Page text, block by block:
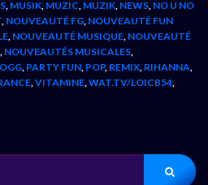
, MUSIK, MUZIC, MUZIK, NEWS, NO U NO
, NOUVEAUTÉ FG, NOUVEAUTÉ FUN
, NOUVEAUTÉ MUSIQUE, NOUVEAUTÉ
, NOUVEAUTÉS MUSICALES,
OGG, PARTY FUN, POP, REMIX, RIHANNA,
,VITAMINE,WAT.TV/LOICB54,